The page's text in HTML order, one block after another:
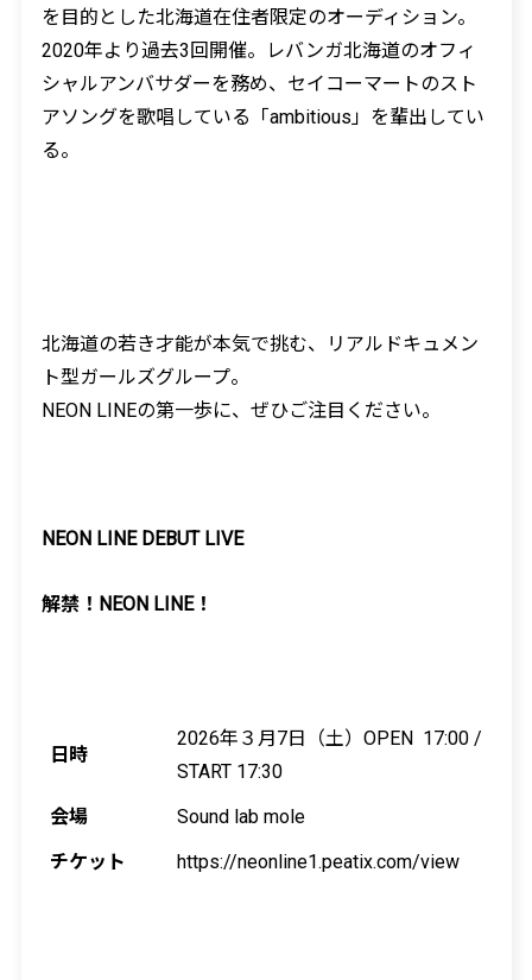
を目的とした北海道在住者限定のオーディション。
2020年より過去3 回開催。レバンガ北海道のオフィ
シャルアンバサダーを務め、セイコーマートのスト
アソングを歌唱している「ambitious」を輩出してい
る。
北海道の若き才能が本気で挑む、リアルドキュメン
ト型ガールズグループ。
NEON LINEの第一歩に、ぜひご注目ください。
NEON LINE DEBUT LIVE
解禁！ NEON LINE！
日時
2026年３月7日（土） OPEN 17:00 /
START 17:30
会場
Sound lab mole
チケット
https://neonline1.peatix.com/view